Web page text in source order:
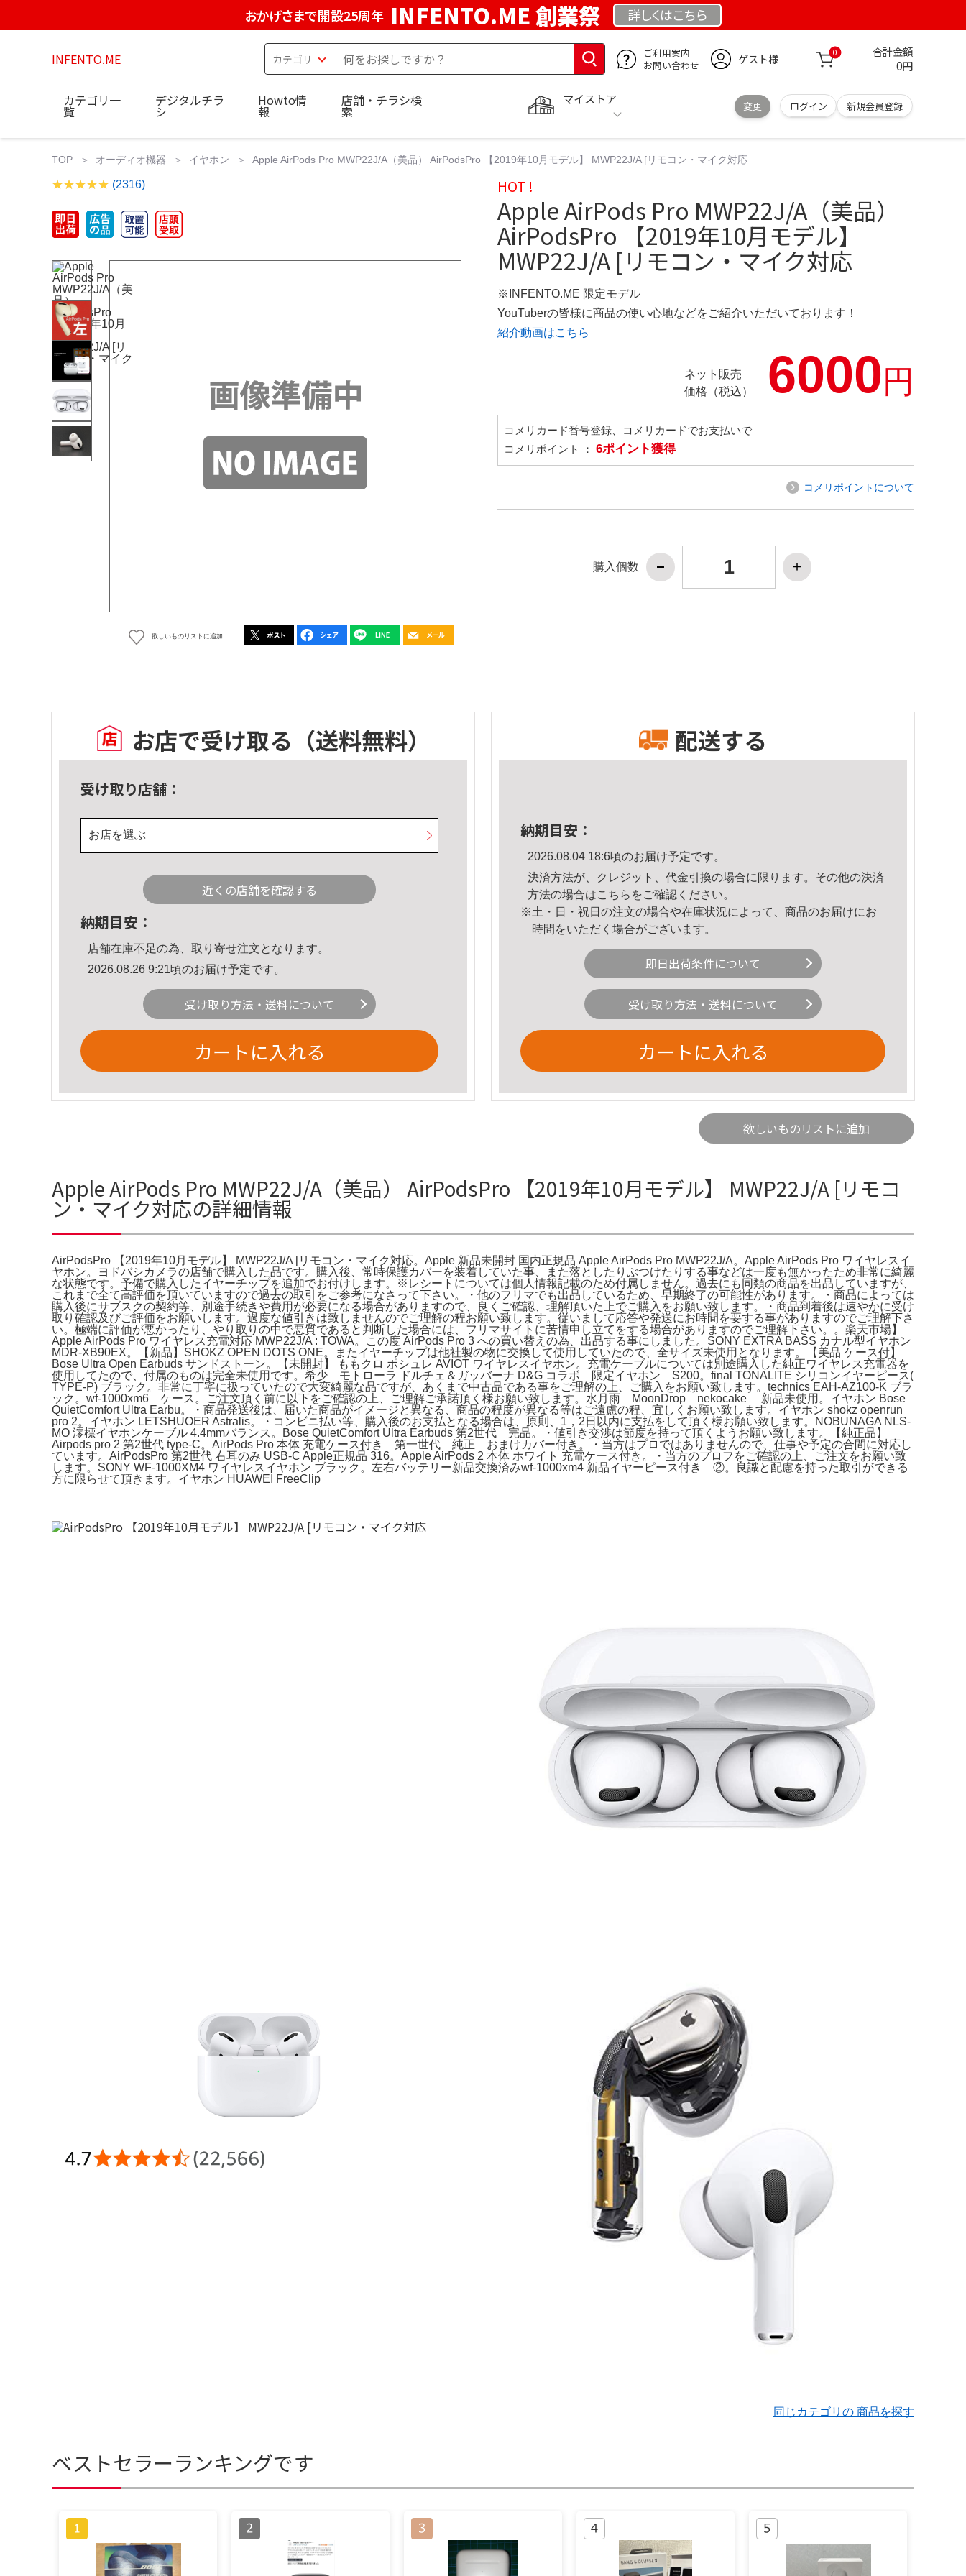
おかげさまで開設25周年 INFENTO.ME 創業祭 詳しくはこちら
INFENTO.ME
ご利用案内
お問い合わせ
ゲスト様 0 合計金額
0円
マイストア
変更 ログイン 新規会員登録
カテゴリ一
覧
デジタルチラ
シ
Howto情
報
店舗・チラシ検
索
TOP オーディオ機器 イヤホン Apple AirPods Pro MWP22J/A（美品） AirPodsPro 【2019年10月モデル】 MWP22J/A [リモコン・マイク対応
(2316)
欲しいものリストに追加
HOT !
Apple AirPods Pro MWP22J/A（美品）
AirPodsPro 【2019年10月モデル】
MWP22J/A [リモコン・マイク対応
※INFENTO.ME 限定モデル
YouTuberの皆様に商品の使い心地などをご紹介いただいております！
紹介動画はこちら
ネット販売
価格（税込）
6000円
コメリカード番号登録、コメリカードでお支払いで
コメリポイント ： 6ポイント獲得
コメリポイントについて
購入個数
お店で受け取る （送料無料）
受け取り店舗：
お店を選ぶ
近くの店舗を確認する
納期目安：
店舗在庫不足の為、取り寄せ注文となります。
2026.08.26 9:21頃のお届け予定です。
受け取り方法・送料について
カートに入れる
配送する
納期目安：
2026.08.04 18:6頃のお届け予定です。
決済方法が、クレジット、代金引換の場合に限ります。その他の決済
方法の場合はこちら をご確認ください。
※土・日・祝日の注文の場合や在庫状況によって、商品のお届けにお
時間をいただく場合がございます。
即日出荷条件について
受け取り方法・送料について
カートに入れる
欲しいものリストに追加
Apple AirPods Pro MWP22J/A（美品） AirPodsPro 【2019年10月モデル】 MWP22J/A [リモコ
ン・マイク対応の詳細情報
AirPodsPro 【2019年10月モデル】 MWP22J/A [リモコン・マイク対応。Apple 新品未開封 国内正規品 Apple AirPods Pro MWP22J/A。Apple AirPods Pro ワイヤレスイ
ヤホン。ヨドバシカメラの店舗で購入した品です。購入後、常時保護カバーを装着していた事、また落としたりぶつけたりする事などは一度も無かったため非常に綺麗
な状態です。予備で購入したイヤーチップを追加でお付けします。※レシートについては個人情報記載のため付属しません。過去にも同類の商品を出品していますが、
これまで全て高評価を頂いていますので過去の取引をご参考になさって下さい。・他のフリマでも出品しているため、早期終了の可能性があります。・商品によっては
購入後にサブスクの契約等、別途手続きや費用が必要になる場合がありますので、良くご確認、理解頂いた上でご購入をお願い致します。・商品到着後は速やかに受け
取り確認及びご評価をお願いします。過度な値引きは致しませんのでご理解の程お願い致します。従いまして応答や発送にお時間を要する事がありますのでご理解下さ
い。極端に評価が悪かったり、やり取りの中で悪質であると判断した場合には、フリマサイトに苦情申し立てをする場合がありますのでご理解下さい。。楽天市場】
Apple AirPods Pro ワイヤレス充電対応 MWP22J/A : TOWA。この度 AirPods Pro 3 への買い替えの為、出品する事にしました。SONY EXTRA BASS カナル型イヤホン
MDR-XB90EX。【新品】SHOKZ OPEN DOTS ONE。またイヤーチップは他社製の物に交換して使用していたので、全サイズ未使用となります。【美品 ケース付】
Bose Ultra Open Earbuds サンドストーン。【未開封】 ももクロ ポシュレ AVIOT ワイヤレスイヤホン。充電ケーブルについては別途購入した純正ワイヤレス充電器を
使用してたので、付属のものは完全未使用です。希少 モトローラ ドルチェ＆ガッバーナ D&G コラボ 限定イヤホン S200。final TONALITE シリコンイヤーピース(
TYPE-P) ブラック。非常に丁寧に扱っていたので大変綺麗な品ですが、あくまで中古品である事をご理解の上、ご購入をお願い致します。technics EAH-AZ100-K ブラ
ック。wf-1000xm6 ケース。ご注文頂く前に以下をご確認の上、ご理解ご承諾頂く様お願い致します。水月雨 MoonDrop nekocake 新品未使用。イヤホン Bose
QuietComfort Ultra Earbu。・商品発送後は、届いた商品がイメージと異なる、商品の程度が異なる等はご遠慮の程、宜しくお願い致します。イヤホン shokz openrun
pro 2。イヤホン LETSHUOER Astralis。・コンビニ払い等、購入後のお支払となる場合は、原則、1，2日以内に支払をして頂く様お願い致します。NOBUNAGA NLS-
MO 澪標イヤホンケーブル 4.4mmバランス。Bose QuietComfort Ultra Earbuds 第2世代 完品。・値引き交渉は節度を持って頂くようお願い致します。【純正品】
Airpods pro 2 第2世代 type-C。AirPods Pro 本体 充電ケース付き 第一世代 純正 おまけカバー付き。・当方はプロではありませんので、仕事や予定の合間に対応し
ています。AirPodsPro 第2世代 右耳のみ USB-C Apple正規品 316。Apple AirPods 2 本体 ホワイト 充電ケース付き。・当方のプロフをご確認の上、ご注文をお願い致
します。SONY WF-1000XM4 ワイヤレスイヤホン ブラック。左右バッテリー新品交換済みwf-1000xm4 新品イヤーピース付き ②。良識と配慮を持った取引ができる
方に限らせて頂きます。イヤホン HUAWEI FreeClip
同じカテゴリの 商品を探す
ベストセラーランキングです